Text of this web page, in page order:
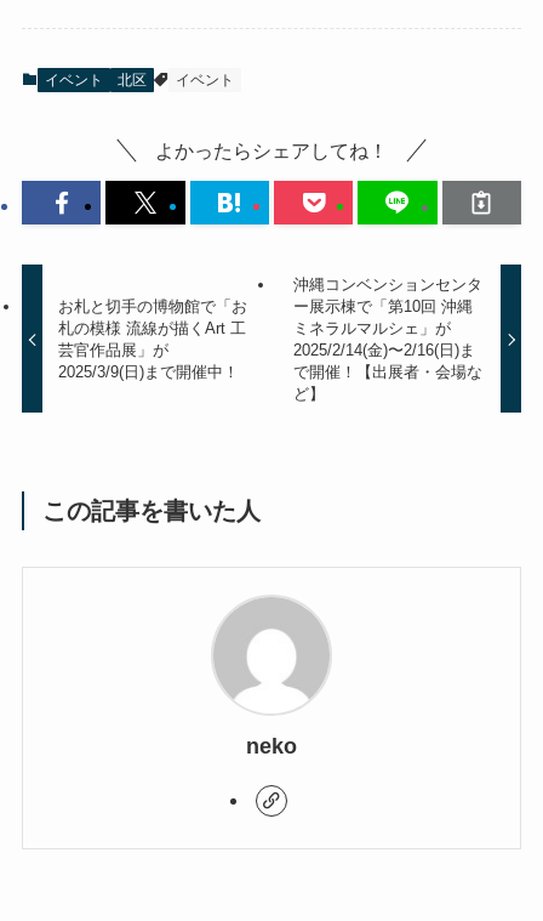
イベント 北区 イベント
よかったらシェアしてね！
お札と切手の博物館で「お
札の模様 流線が描くArt 工
芸官作品展」が
2025/3/9(日)まで開催中！
沖縄コンベンションセンタ
ー展示棟で「第10回 沖縄
ミネラルマルシェ」が
2025/2/14(金)〜2/16(日)ま
で開催！【出展者・会場な
ど】
この記事を書いた人
neko